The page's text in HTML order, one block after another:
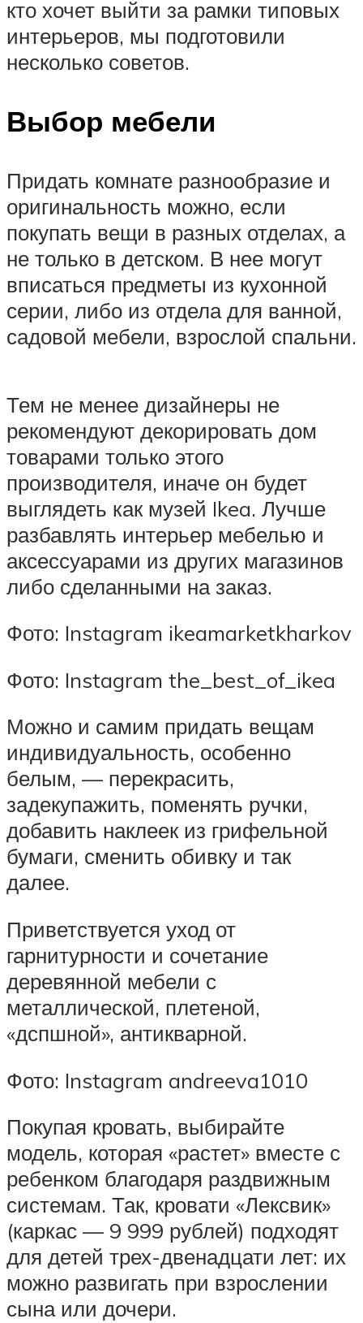
кто хочет выйти за рамки типовых
интерьеров, мы подготовили
несколько советов.
Выбор мебели
Придать комнате разнообразие и
оригинальность можно, если
покупать вещи в разных отделах, а
не только в детском. В нее могут
вписаться предметы из кухонной
серии, либо из отдела для ванной,
садовой мебели, взрослой спальни.
Тем не менее дизайнеры не
рекомендуют декорировать дом
товарами только этого
производителя, иначе он будет
выглядеть как музей Ikea. Лучше
разбавлять интерьер мебелью и
аксессуарами из других магазинов
либо сделанными на заказ.
Фото: Instagram ikeamarketkharkov
Фото: Instagram the_best_of_ikea
Можно и самим придать вещам
индивидуальность, особенно
белым, — перекрасить,
задекупажить, поменять ручки,
добавить наклеек из грифельной
бумаги, сменить обивку и так
далее.
Приветствуется уход от
гарнитурности и сочетание
деревянной мебели с
металлической, плетеной,
«дспшной», антикварной.
Фото: Instagram andreeva1010
Покупая кровать, выбирайте
модель, которая «растет» вместе с
ребенком благодаря раздвижным
системам. Так, кровати «Лексвик»
(каркас — 9 999 рублей) подходят
для детей трех-двенадцати лет: их
можно развигать при взрослении
сына или дочери.